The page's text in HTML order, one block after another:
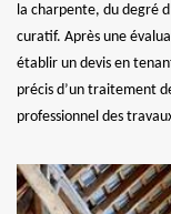
la charpente, du degré
curatif. Après une
établir un devis en
précis d’un traitement
professionnel des